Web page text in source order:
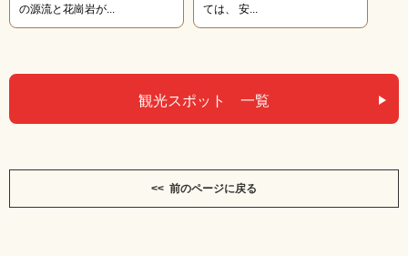
の源流と花崗岩が...
ては、 安...
観光スポット 一覧
<< 前のページに戻る